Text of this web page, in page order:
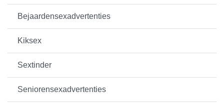
Bejaardensexadvertenties
Kiksex
Sextinder
Seniorensexadvertenties